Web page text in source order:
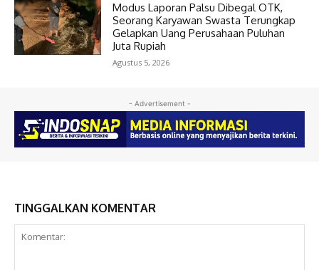
Modus Laporan Palsu Dibegal OTK,
Seorang Karyawan Swasta Terungkap
Gelapkan Uang Perusahaan Puluhan
Juta Rupiah
Agustus 5, 2026
- Advertisement -
TINGGALKAN KOMENTAR